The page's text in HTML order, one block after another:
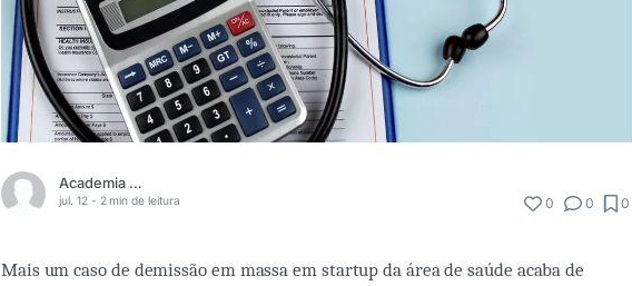
Academia Médica
jul. 12 - 2 min de leitura 0 0 0
Mais um caso de demissão em massa em startup da área de saúde acaba de